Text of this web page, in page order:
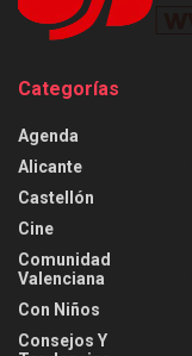
Categorías
Agenda
Alicante
Castellón
Cine
Comunidad
Valenciana
Con Niños
Consejos Y